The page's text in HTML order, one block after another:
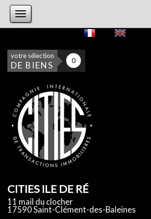
votre sélection
DE BIENS 0
CITIES ILE DE RÉ
11 mail du clocher
17590 Saint-Clément-des-Baleines